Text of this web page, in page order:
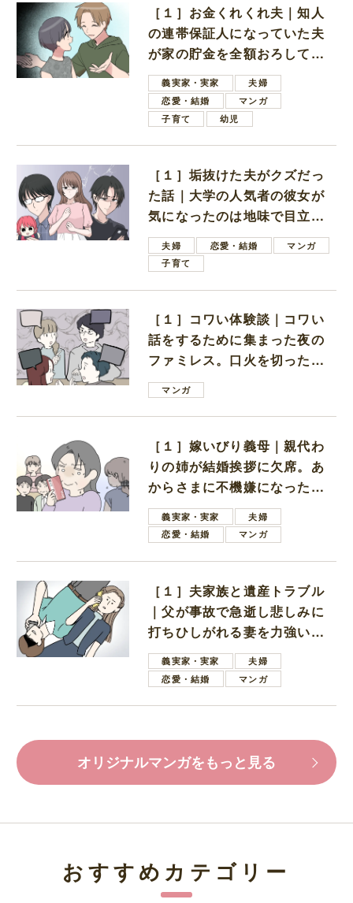
［１］お金くれくれ夫｜知人
の連帯保証人になっていた夫
が家の貯金を全額おろしてほ
しいと言ってきた
義実家・実家
夫婦
恋愛・結婚
マンガ
子育て
幼児
［１］垢抜けた夫がクズだっ
た話｜大学の人気者の彼女が
気になったのは地味で目立た
ない男子学生
夫婦 恋愛・結婚
マンガ
子育て
［１］コワい体験談｜コワい
話をするために集まった夜の
ファミレス。口火を切ったの
は電車好きの男の子ママ
マンガ
［１］嫁いびり義母｜親代わ
りの姉が結婚挨拶に欠席。あ
からさまに不機嫌になった義
母義実家・実家
夫婦
恋愛・結婚
マンガ
［１］夫家族と遺産トラブル
｜父が事故で急逝し悲しみに
打ちひしがれる妻を力強い言
葉で励ます夫
義実家・実家
夫婦
恋愛・結婚
マンガ
オリジナルマンガをもっと見る
おすすめカテゴリー